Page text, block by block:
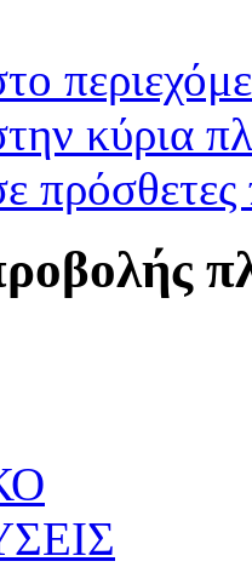
κύρια
πρόσθετες